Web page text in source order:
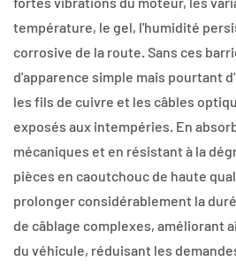
température, le gel, l'humidité
corrosive de la route. Sans ces
d'apparence simple mais pourtant
les fils de cuivre et les câbles
exposés aux intempéries. En
mécaniques et en résistant à la
pièces en caoutchouc de haute
prolonger considérablement la
de câblage complexes, améliorant
du véhicule, réduisant les